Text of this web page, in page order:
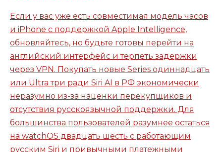
Если у вас уже есть совместимая модель часов
и iPhone с поддержкой Apple Intelligence,
обновляйтесь, но будьте готовы перейти на
английский интерфейс и терпеть задержки
через VPN. Покупать новые Series одиннадцать
или Ultra три ради Siri AI в РФ экономически
неразумно из-за наценки перекупщиков и
отсутствия русскоязычной поддержки. Для
большинства пользователей разумнее остаться
на watchOS двадцать шесть с работающим
русским Siri и привычными платежными